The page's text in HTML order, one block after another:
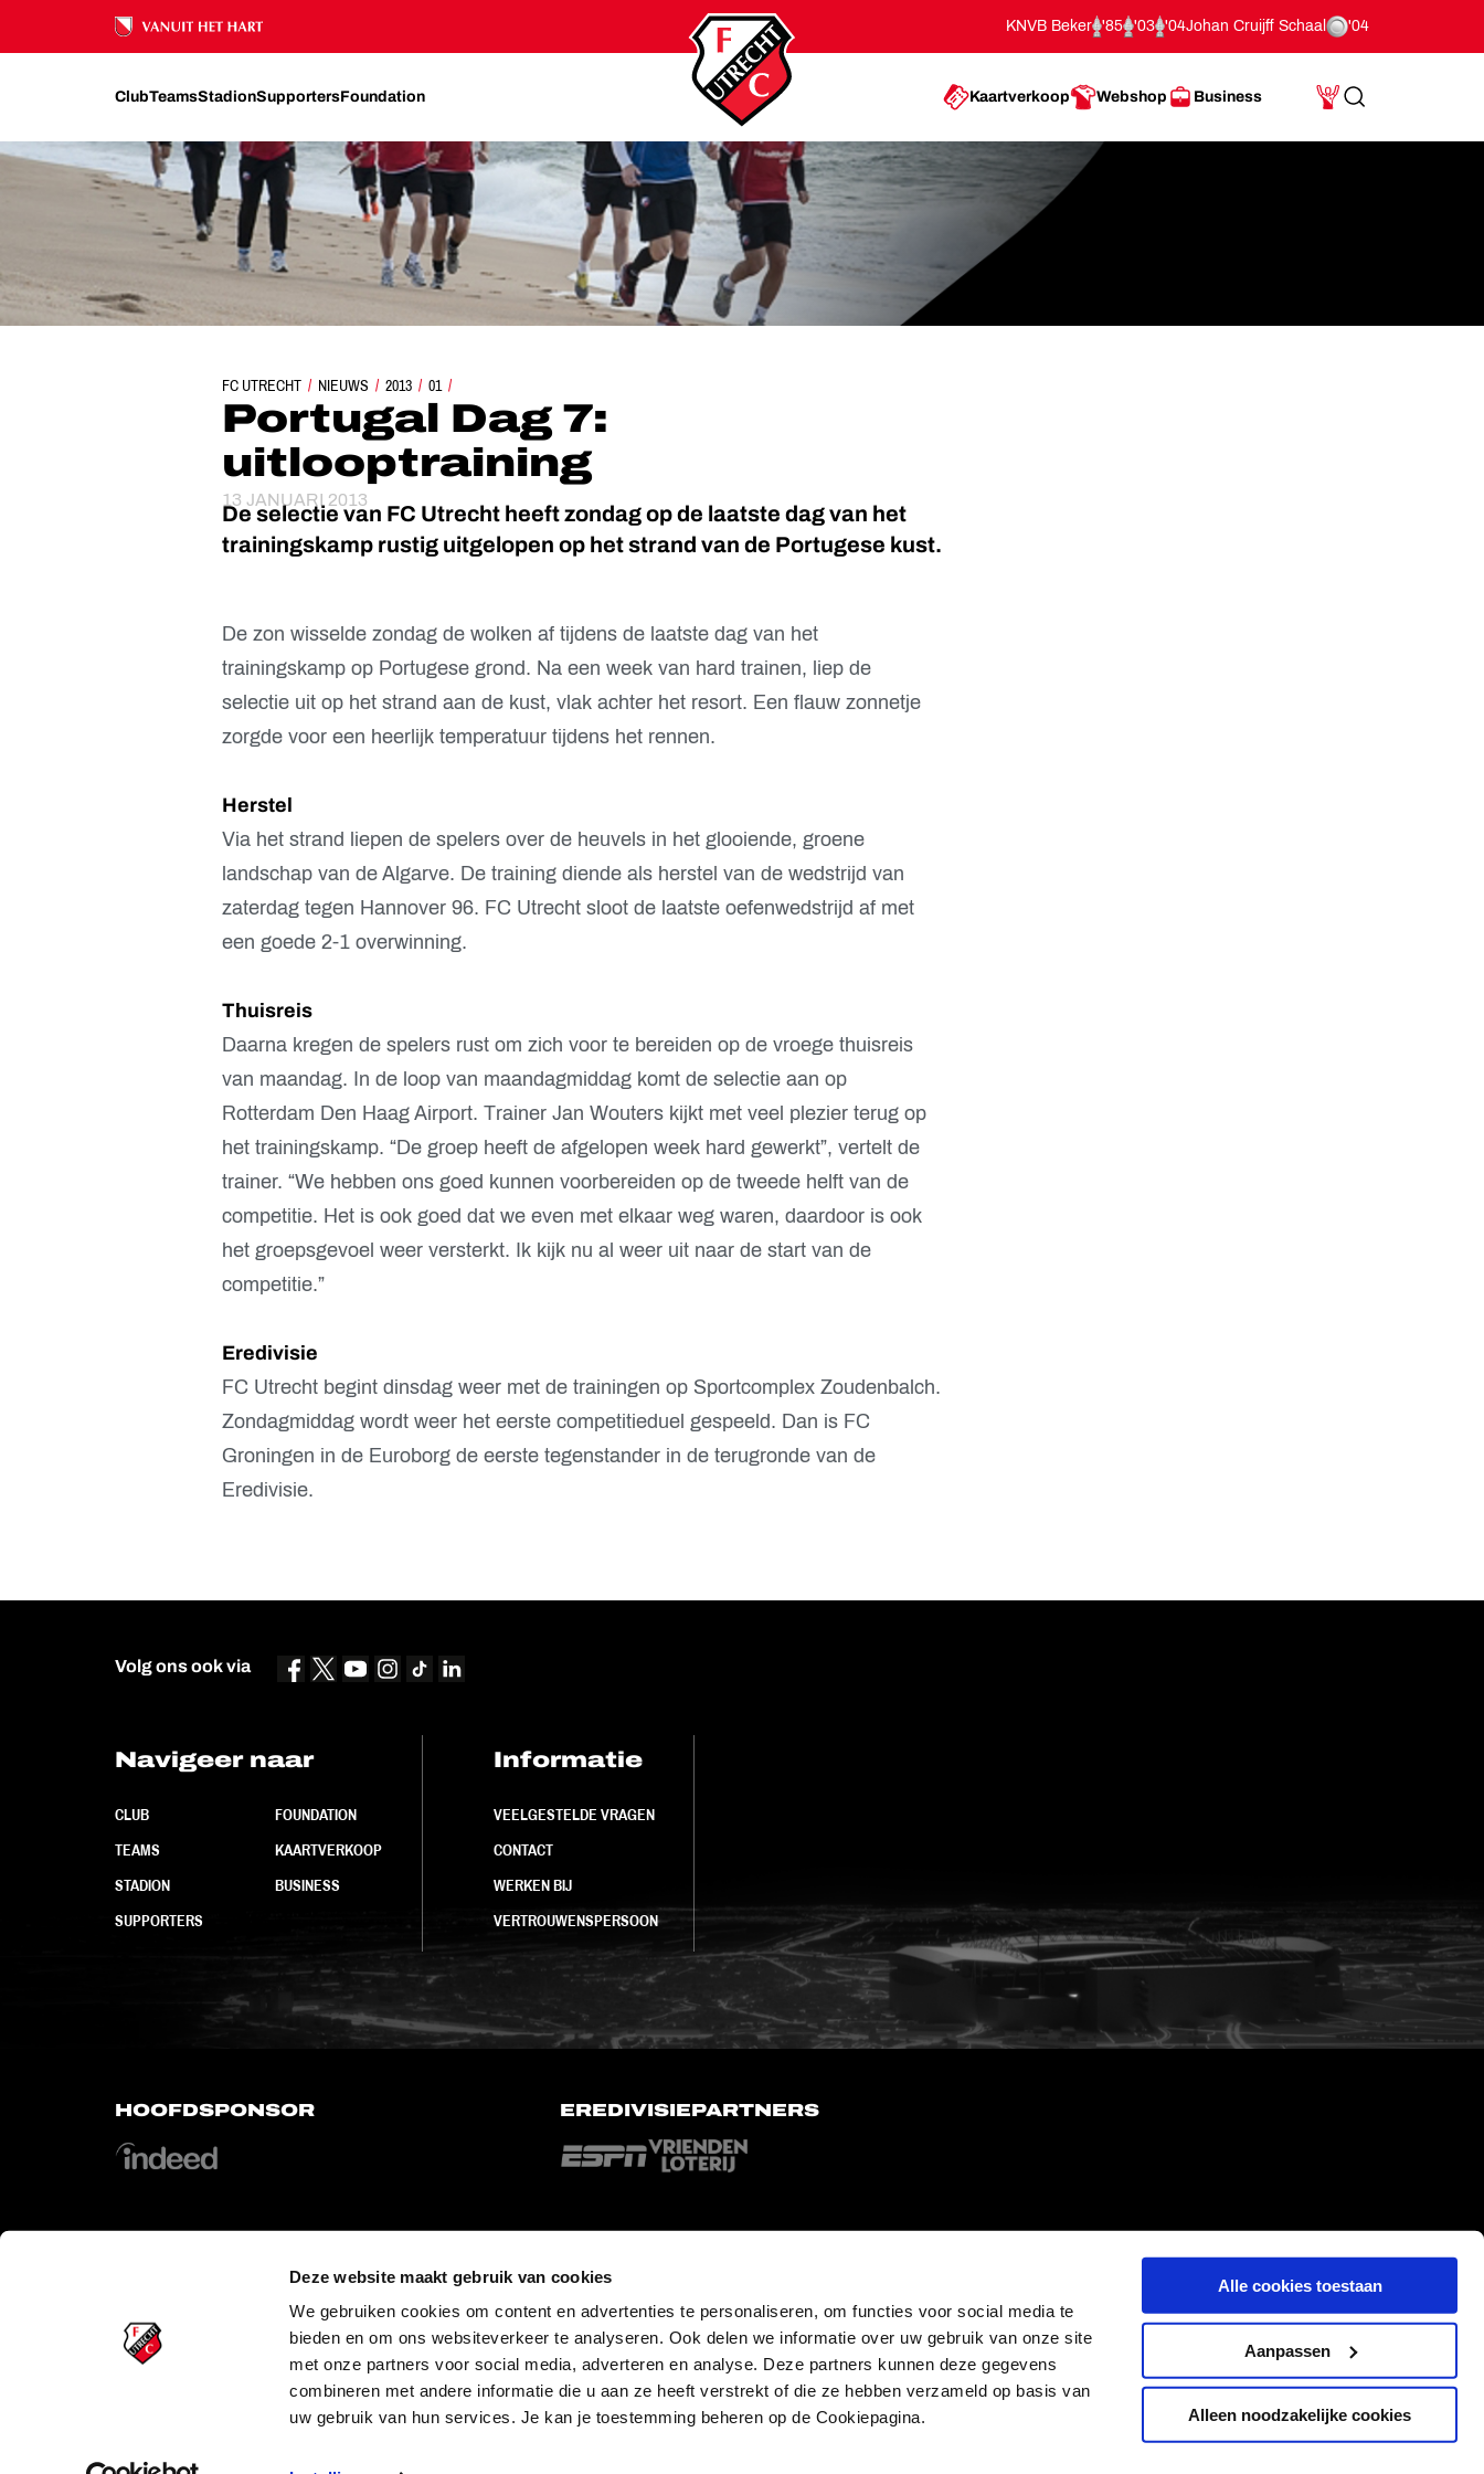
Deze website maakt gebruik van cookies
We gebruiken cookies om content en advertenties te personaliseren, om functies voor social media te
bieden en om ons websiteverkeer te analyseren. Ook delen we informatie over uw gebruik van onze site
met onze partners voor social media, adverteren en analyse. Deze partners kunnen deze gegevens
combineren met andere informatie die u aan ze heeft verstrekt of die ze hebben verzameld op basis van
uw gebruik van hun services. Je kan je toestemming beheren op de Cookiepagina.
Alle cookies toestaan
Aanpassen
Alleen noodzakelijke cookies
Ons nalatenschap
KNVB Beker '85 '03 '04Johan Cruijff Schaal '04
ClubTeamsStadionSupportersFoundation Kaartverkoop Webshop Business
Mijn Account
Search
FC UTRECHT NIEUWS 2013 01
PORTUGAL DAG 7: UITLOOPTRAINING
Portugal Dag 7:
uitlooptraining
13 JANUARI 2013
De selectie van FC Utrecht heeft zondag op de laatste dag van het
trainingskamp rustig uitgelopen op het strand van de Portugese kust.
De zon wisselde zondag de wolken af tijdens de laatste dag van het
trainingskamp op Portugese grond. Na een week van hard trainen, liep de
selectie uit op het strand aan de kust, vlak achter het resort. Een flauw zonnetje
zorgde voor een heerlijk temperatuur tijdens het rennen.
Herstel
Via het strand liepen de spelers over de heuvels in het glooiende, groene
landschap van de Algarve. De training diende als herstel van de wedstrijd van
zaterdag tegen Hannover 96. FC Utrecht sloot de laatste oefenwedstrijd af met
een goede 2-1 overwinning.
Thuisreis
Daarna kregen de spelers rust om zich voor te bereiden op de vroege thuisreis
van maandag. In de loop van maandagmiddag komt de selectie aan op
Rotterdam Den Haag Airport. Trainer Jan Wouters kijkt met veel plezier terug op
het trainingskamp. “De groep heeft de afgelopen week hard gewerkt”, vertelt de
trainer. “We hebben ons goed kunnen voorbereiden op de tweede helft van de
competitie. Het is ook goed dat we even met elkaar weg waren, daardoor is ook
het groepsgevoel weer versterkt. Ik kijk nu al weer uit naar de start van de
competitie.”
Eredivisie
FC Utrecht begint dinsdag weer met de trainingen op Sportcomplex Zoudenbalch.
Zondagmiddag wordt weer het eerste competitieduel gespeeld. Dan is FC
Groningen in de Euroborg de eerste tegenstander in de terugronde van de
Eredivisie.
Volg ons ook via
Navigeer naar
CLUB
TEAMS
STADION
SUPPORTERS
FOUNDATION
KAARTVERKOOP
BUSINESS
Informatie
VEELGESTELDE VRAGEN
CONTACT
WERKEN BIJ
VERTROUWENSPERSOON
HOOFDSPONSOR EREDIVISIEPARTNERS
OFFICIAL PARTNERS